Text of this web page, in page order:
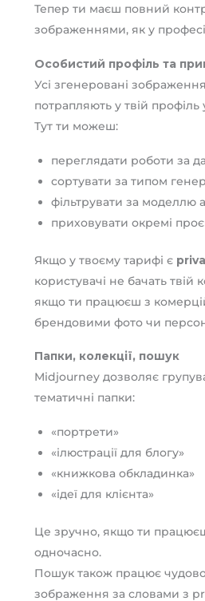
Тепер ти маєш повний
зображеннями, як у
Особистий профіль та
Усі згенеровані
потрапляють у твій профіль
Тут ти можеш:
переглядати роботи за
сортувати за типом
фільтрувати за моделлю
приховувати окремі
Якщо у твоєму тарифі є
користувачі не бачать
якщо ти працюєш з
брендовими фото чи
Папки, колекції, пошук
Midjourney дозволяє
тематичні папки:
«портрети»
«ілюстрації для блогу»
«книжкова обкладинка»
«ідеї для клієнта»
Це зручно, якщо ти
одночасно.
Пошук також працює
зображення за словами з